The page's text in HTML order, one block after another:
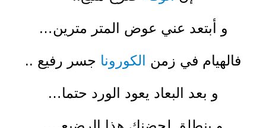
و أبتعد عني عوض المتر مترين…
فالهيام في زمن الكورونا جسر رفيع ..
و بعد البعاد يعود الورد حتما…